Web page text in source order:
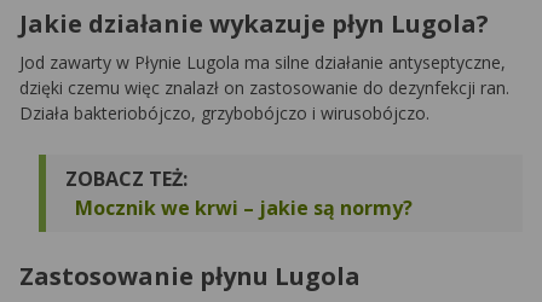
Jakie działanie wykazuje płyn Lugola?
Jod zawarty w Płynie Lugola ma silne działanie antyseptyczne,
dzięki czemu więc znalazł on zastosowanie do dezynfekcji ran.
Działa bakteriobójczo, grzybobójczo i wirusobójczo.
ZOBACZ TEŻ:
Mocznik we krwi – jakie są normy?
Zastosowanie płynu Lugola